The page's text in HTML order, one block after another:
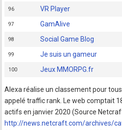
96 VR Player
97 GamAlive
98 Social Game Blog
99 Je suis un gameur
100 Jeux MMORPG.fr
Alexa réalise un classement pour
appelé traffic rank. Le web comptait
actifs en janvier 2020 (Source
http://news.netcraft.com/archives/